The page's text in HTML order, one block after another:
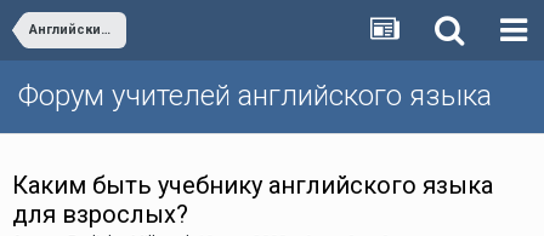
Английский для взрослых “English for adults”
Форум учителей английского языка
Каким быть учебнику английского языка
для взрослых?